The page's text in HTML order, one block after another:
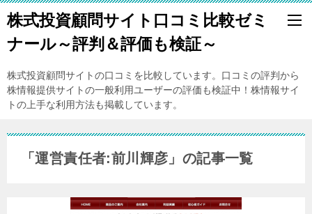
株式投資顧問サイト口コミ比較ゼミ
ナール～評判＆評価も検証～
株式投資顧問サイトの口コミを比較しています。口コミの評判から
株情報提供サイトの一般利用ユーザーの評価も検証中！株情報サイ
トの上手な利用方法も掲載しています。
「運営責任者:前川輝彦」の記事一覧